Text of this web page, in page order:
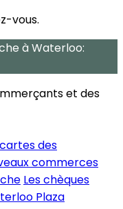
vous.
à Waterloo:
et des
des
commerces
Les chèques
Plaza